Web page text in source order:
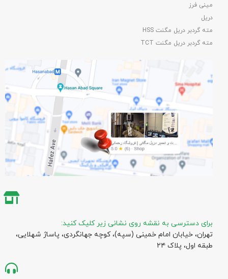
مینی فرز
دریل
مته گردبر دریل مگنت HSS
مته گردبر دریل مگنت TCT
برای دسترسی به نقشه روی نشانی زیر کلیک کنید:
تهران، خیابان امام خمینی (سپه)، کوچه جهانگردی،‌ پاساژ شهلایی،
طبقه اول، پلاک ۲۴